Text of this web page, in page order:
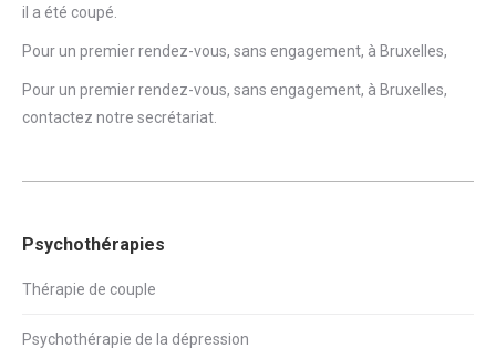
il a été coupé.
Pour un premier rendez-vous, sans engagement, à Bruxelles,
Pour un premier rendez-vous, sans engagement, à Bruxelles,
contactez notre secrétariat
Psychothérapies
Thérapie de couple
Psychothérapie de la dépression